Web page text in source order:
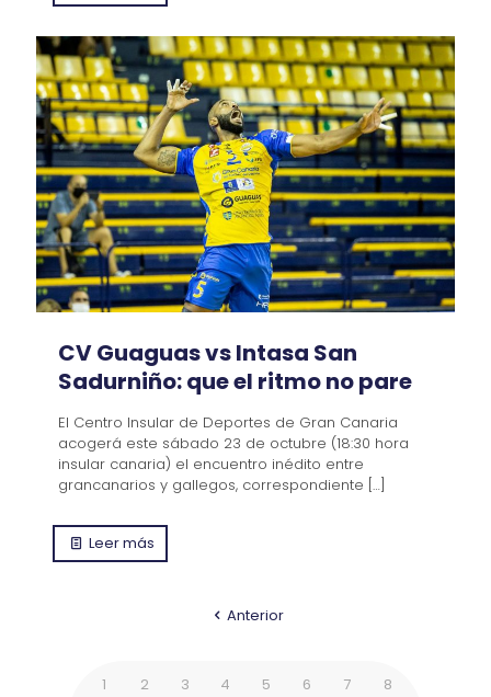
CV Guaguas vs Intasa San
Sadurniño: que el ritmo no pare
El Centro Insular de Deportes de Gran Canaria
acogerá este sábado 23 de octubre (18:30 hora
insular canaria) el encuentro inédito entre
grancanarios y gallegos, correspondiente […]
Leer más
Anterior
1 2 3 4 5 6 7
8